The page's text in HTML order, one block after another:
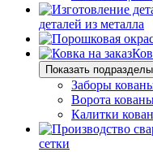
деталей из металла
Показать
Заборы
Ворота
Калитки
сетки